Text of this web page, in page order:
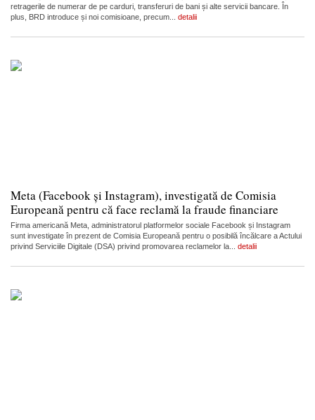
retragerile de numerar de pe carduri, transferuri de bani și alte servicii bancare. În
plus, BRD introduce și noi comisioane, precum... detalii
Meta (Facebook și Instagram), investigată de Comisia
Europeană pentru că face reclamă la fraude financiare
Firma americană Meta, administratorul platformelor sociale Facebook și Instagram
sunt investigate în prezent de Comisia Europeană pentru o posibilă încălcare a Actului
privind Serviciile Digitale (DSA) privind promovarea reclamelor la... detalii